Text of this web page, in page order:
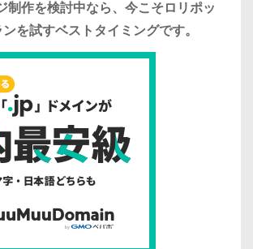
制作を検討中なら、今こそロリポッ
を試すベストタイミングです。